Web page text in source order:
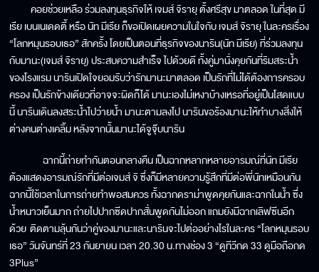
คอยช่วยเหลือ ร่วมลงทุนธุรกิจให้ เจมส์ จิรายุ ตั้งศรีสุข มาตลอด ในที่สุด มี
เรีย เบนเนเดดตี้ หรือ นัท มีเรีย ก็ขอเปิดเผยความในใจกับ เจมส์ จิรายุ ในละครเรื่อง
“โลกหมุนรอบเธอ” สักครั้ง โดยเป็นตอนที่ธุรกิจของนาริน(นัท มีเรีย) ที่ร่วมลงทุน
กับมานะ(เจมส์ จิรายุ) ประสบความสำเร็จ ไปด้วยดี ทั้งคู่มานั่งคุยกันที่ริมสระน้ำ
ของโรงแรม นารินเปิดใจยอมรับว่ารักมานะมาตลอด เป็นรักที่ไม่ได้ต้องการครอบ
ครอง เป็นรักข้างเดียวที่อาจจะผิดก็ได้ มานะเองไม่เหงาบ้างเหรอที่อยู่เป็นโสดแบบ
นี้ นารินเดินลงสระน้ำไปว่ายน้ำ มานะตามลงไป นารินขอร้องมานะให้ทำบางสิ่งให้
ต่างคนต่างเคลิ้ม หลังจากนั้นมานะได้จูจุ๊บนาริน
ฉากนี้ถ่ายทำกันตอนกลางคืน เป็นฉากหลากหลายอารมณ์ที่นัท มีเรีย
ต้องแสดงอารมณ์รักที่มีต่อเจมส์ จิ ซึ่งก็มีหลายความรู้สึกที่มีต่อพี่นัทเหมือนกัน
ฉากนี้ใช้เวลาในการถ่ายทำพอสมควร ทั้งฉากดราม่าพูดคุยกันและฉากในน้ำ ซึ่ง
น้ำหนาวเย็นมาก ถ่ายไปปากซีดปากสั่นพูดกันไม่ออก แถมยังมีฉากเลิฟซีนอีก
ด้วย ติดตามลุ้นกันว่าคู่ของมานะและนารินจะไปต่ออย่างไรในละคร “โลกหมุนรอบ
เธอ” วันจันทร์ที่ 23 กันยายน เวลา 20.30 น.ทางช่อง 3 “ดูทีวีกด 33 ดูมือถือกด
3Plus”